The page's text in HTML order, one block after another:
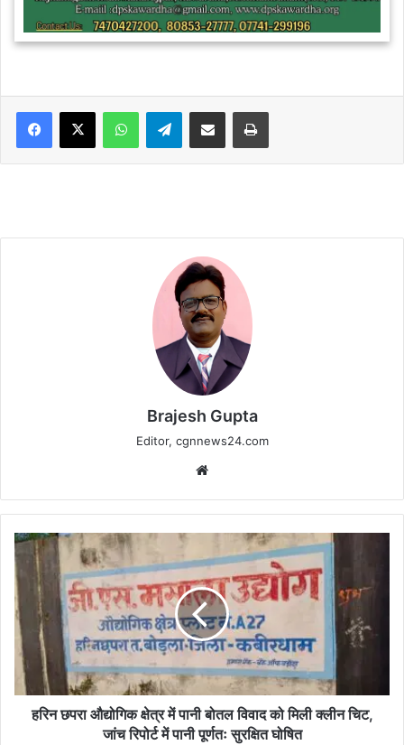
WhatsAppTelegramShare via Email Print
Brajesh Gupta
Editor, cgnnews24.com
हरिन
छपरा
औद्योगिक
क्षेत्र
में
पानी
बोतल
विवाद
को
मिलीहरिन छपरा औद्योगिक क्षेत्र में पानी बोतल विवाद को मिली क्लीन चिट,
जांच रिपोर्ट में पानी पूर्णतः सुरक्षित घोषित